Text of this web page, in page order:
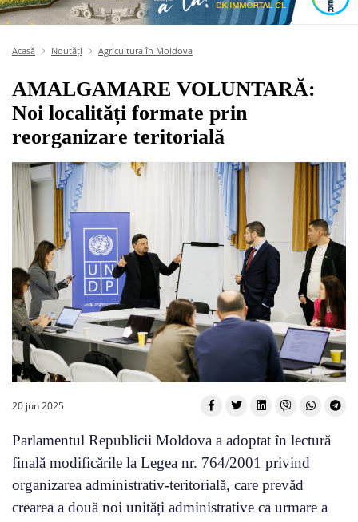
Acasă Noutăți Agricultura în Moldova
AMALGAMARE VOLUNTARĂ:
Noi localități formate prin
reorganizare teritorială
20 jun 2025
Parlamentul Republicii Moldova a adoptat în lectură
finală modificările la Legea nr. 764/2001 privind
organizarea administrativ-teritorială, care prevăd
crearea a două noi unități administrative ca urmare a